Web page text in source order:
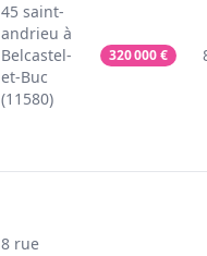
45 saint-
andrieu à
Belcastel-
et-Buc
(11580)
320 000€
8 rue